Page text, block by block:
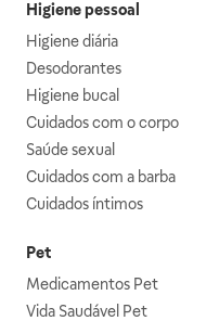
Higiene pessoal
Higiene diária
Desodorantes
Higiene bucal
Cuidados com o corpo
Saúde sexual
Cuidados com a barba
Cuidados íntimos
Pet
Medicamentos Pet
Vida Saudável Pet